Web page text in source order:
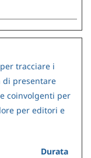
tracciare i
di presentare
coinvolgenti per
per editori e
Durata